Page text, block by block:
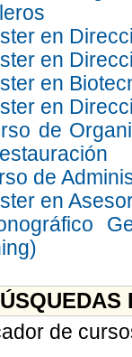
en
en
en
en
de
de
en
de